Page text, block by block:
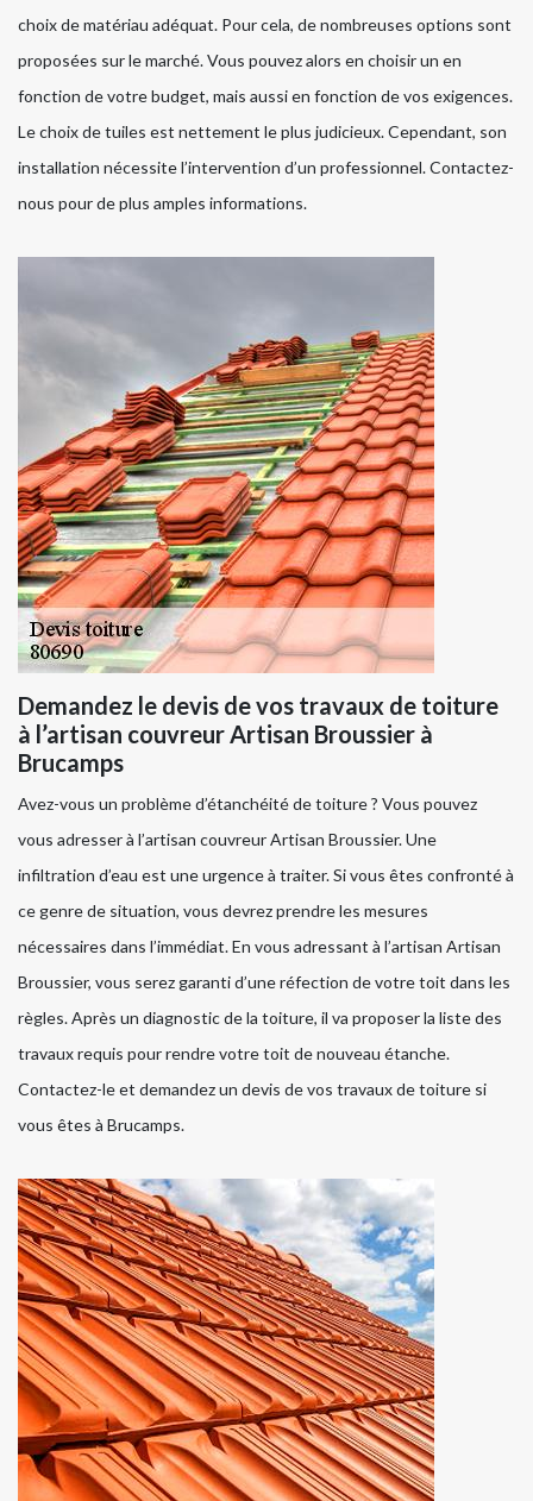
choix de matériau adéquat. Pour cela, de nombreuses options sont
proposées sur le marché. Vous pouvez alors en choisir un en
fonction de votre budget, mais aussi en fonction de vos exigences.
Le choix de tuiles est nettement le plus judicieux. Cependant, son
installation nécessite l’intervention d’un professionnel. Contactez-
nous pour de plus amples informations.
Demandez le devis de vos travaux de toiture
à l’artisan couvreur Artisan Broussier à
Brucamps
Avez-vous un problème d’étanchéité de toiture ? Vous pouvez
vous adresser à l’artisan couvreur Artisan Broussier. Une
infiltration d’eau est une urgence à traiter. Si vous êtes confronté à
ce genre de situation, vous devrez prendre les mesures
nécessaires dans l’immédiat. En vous adressant à l’artisan Artisan
Broussier, vous serez garanti d’une réfection de votre toit dans les
règles. Après un diagnostic de la toiture, il va proposer la liste des
travaux requis pour rendre votre toit de nouveau étanche.
Contactez-le et demandez un devis de vos travaux de toiture si
vous êtes à Brucamps.